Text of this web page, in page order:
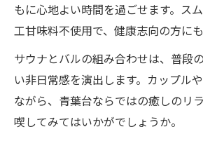
もに心地よい時間を過ごせます。ス
工甘味料不使用で、健康志向の方にも
サウナとバルの組み合わせは、普段
い非日常感を演出します。カップル
ながら、青葉台ならではの癒しのリ
喫してみてはいかがでしょうか。